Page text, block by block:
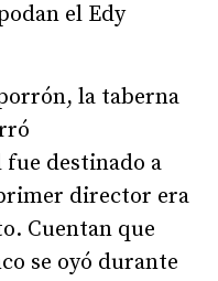
el Edy
la taberna
destinado a
director era
Cuentan que
se oyó durante